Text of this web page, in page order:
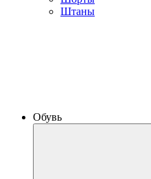
Штаны
Обувь